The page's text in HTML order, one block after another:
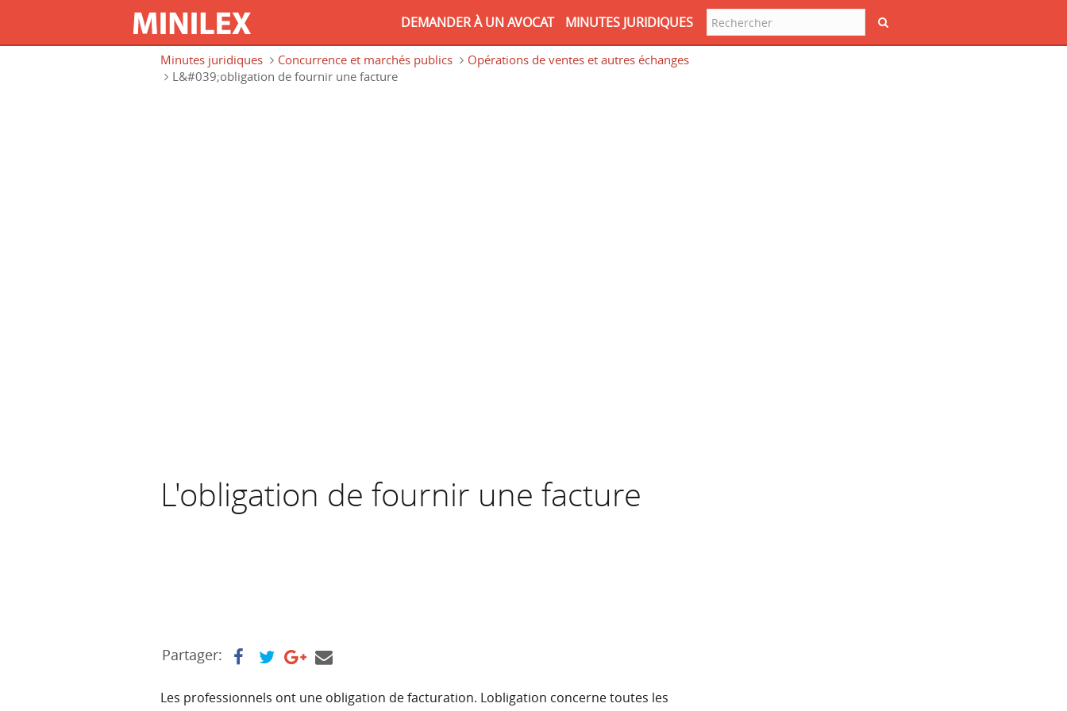
Aller au contenu principal Rechercher
DEMANDER À UN AVOCAT MINUTES JURIDIQUES
Minutes juridiques Concurrence et marchés publics
Opérations de ventes et autres échanges
L&#039;obligation de fournir une facture
L'obligation de fournir une facture
Partager:
Les professionnels ont une obligation de facturation. Lobligation concerne toutes les